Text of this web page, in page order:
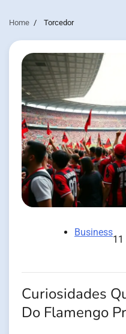
Home Torcedor
Business
11
Curiosidades
Do Flamengo